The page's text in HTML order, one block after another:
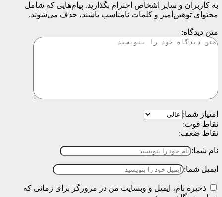
به کاربران و سایر اشخاص احترام بگذارید. پیام‌هایی که شامل
محتوای توهین‌آمیز و کلمات نامناسب باشند، حذف می‌شوند.
متن دیدگاه:
امتیاز شما:
نقاط قوت:
نقاط ضعف:
نام شما:
ایمیل شما:
ذخیره نام، ایمیل و وبسایت من در مرورگر برای زمانی که